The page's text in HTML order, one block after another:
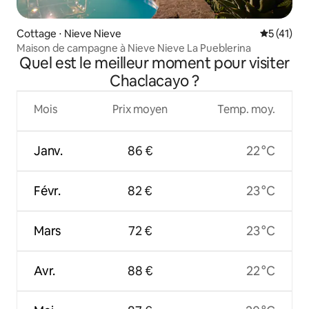
Cottage ⋅ Nieve Nieve
5 (41)
Maison de campagne à Nieve Nieve La Pueblerina
Quel est le meilleur moment pour visiter
Chaclacayo ?
Mois
Janv.
Févr.
Mars
Avr.
Prix moyen
86 €
82 €
72 €
88 €
Temp. moy.
22 °C
23 °C
23 °C
22 °C